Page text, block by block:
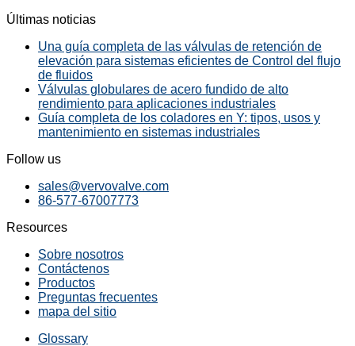
Últimas noticias
Una guía completa de las válvulas de retención de
elevación para sistemas eficientes de Control del flujo
de fluidos
Válvulas globulares de acero fundido de alto
rendimiento para aplicaciones industriales
Guía completa de los coladores en Y: tipos, usos y
mantenimiento en sistemas industriales
Follow us
sales@vervovalve.com
86-577-67007773
Resources
Sobre nosotros
Contáctenos
Productos
Preguntas frecuentes
mapa del sitio
Glossary